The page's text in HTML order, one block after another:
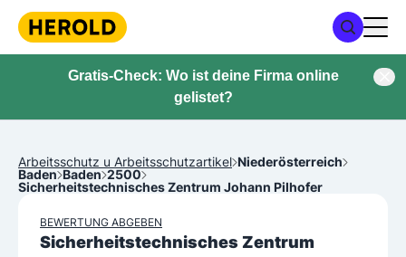
Gratis-Check: Wo ist deine Firma online
gelistet?
Arbeitsschutz u Arbeitsschutzartikel Niederösterreich
Baden Baden 2500
Sicherheitstechnisches Zentrum Johann Pilhofer
BEWERTUNG ABGEBEN
Sicherheitstechnisches Zentrum